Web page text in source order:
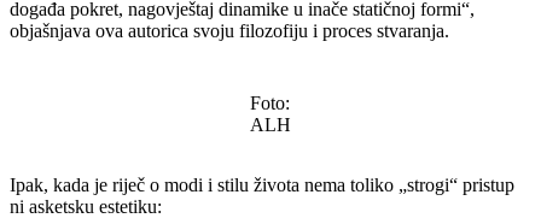
događa pokret, nagovještaj dinamike u inače statičnoj formi“,
objašnjava ova autorica svoju filozofiju i proces stvaranja.
Foto:
ALH
Ipak, kada je riječ o modi i stilu života nema toliko „strogi“ pristup
ni asketsku estetiku: